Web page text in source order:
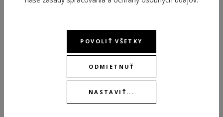
NEW
POVOLIŤ VŠETKY
ODMIETNUŤ
NASTAVIŤ...